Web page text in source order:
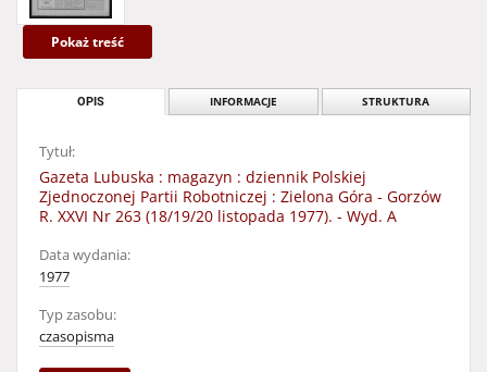
Pokaż treść
OPIS INFORMACJE STRUKTURA
Tytuł:
Gazeta Lubuska : magazyn : dziennik Polskiej
Zjednoczonej Partii Robotniczej : Zielona Góra - Gorzów
R. XXVI Nr 263 (18/19/20 listopada 1977). - Wyd. A
Data wydania:
1977
Typ zasobu:
czasopisma